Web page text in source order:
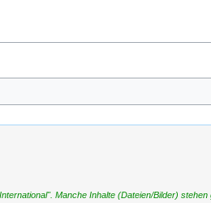
Manche Inhalte (Dateien/Bilder) stehen